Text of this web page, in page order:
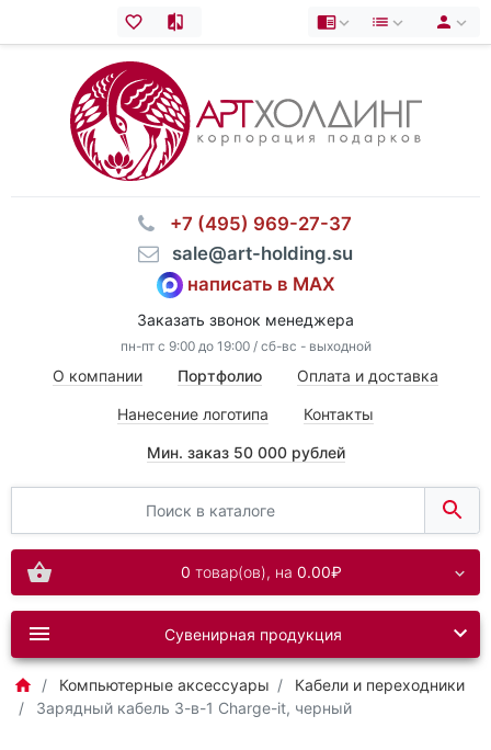
⠀+7 (495) 969-27-37
⠀sale@art-holding.su
написать в MAX
Заказать звонок менеджера
пн-пт с 9:00 до 19:00 / сб-вс - выходной
О компании Портфолио Оплата и доставка
Нанесение логотипа Контакты
Мин. заказ 50 000 рублей
0 товар(ов), на 0.00₽
Сувенирная продукция
Компьютерные аксессуары
Кабели и переходники
Зарядный кабель 3-в-1 Charge-it, черный